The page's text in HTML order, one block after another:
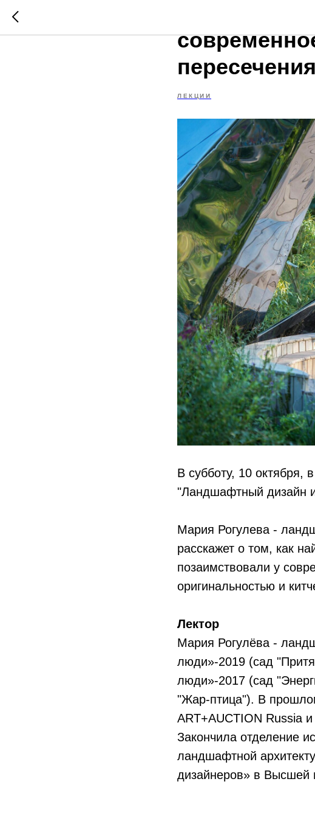
Лекция
ЛЕКЦИИ
В субботу, 10 октября,
"Ландшафтный дизайн
Мария Рогулева -
расскажет о том, как
позаимствовали у
оригинальностью и
Лектор
Мария Рогулёва -
люди»-2019 (сад
люди»-2017 (сад
"Жар-птица"). В
ART+AUCTION Russia
Закончила отделение
ландшафтной
дизайнеров» в